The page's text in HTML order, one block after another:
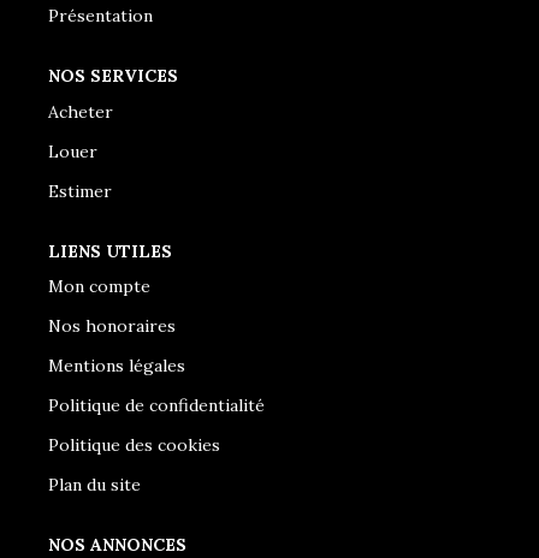
Présentation
NOS SERVICES
Acheter
Louer
Estimer
LIENS UTILES
Mon compte
Nos honoraires
Mentions légales
Politique de confidentialité
Politique des cookies
Plan du site
NOS ANNONCES